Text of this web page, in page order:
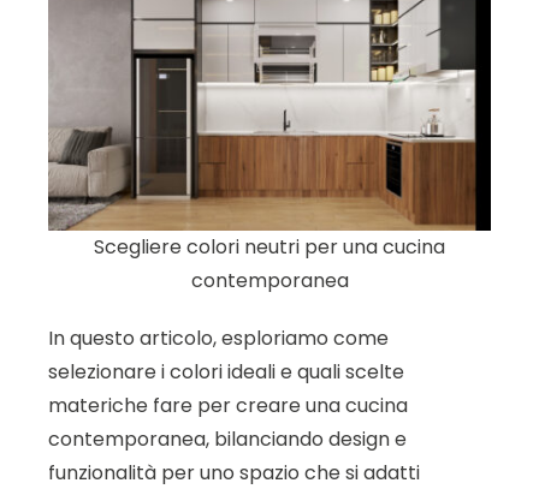
Scegliere colori neutri per una cucina
contemporanea
In questo articolo, esploriamo come
selezionare i colori ideali e quali scelte
materiche fare per creare una cucina
contemporanea, bilanciando design e
funzionalità per uno spazio che si adatti